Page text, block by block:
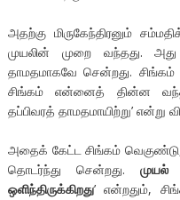
அதற்கு மிருகேந்திரனும்
முயலின் முறை வந்தது.
தாமதமாகவே சென்றது.
சிங்கம் என்னைத் தின்ன
தப்பிவரத் தாமதமாயிற்று’ என்று
அதைக் கேட்ட சிங்கம்
தொடர்ந்து சென்றது. முயல்
ஒளிந்திருக்கிறது’ என்றதும்,